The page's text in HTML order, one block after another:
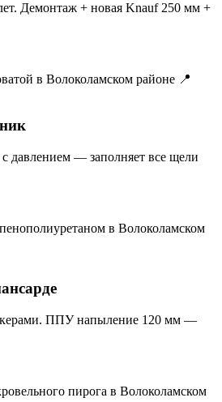
Демонтаж + новая Knauf 250 мм +
📍
давлением — заполняет все щели
ППУ напыление 120 мм —